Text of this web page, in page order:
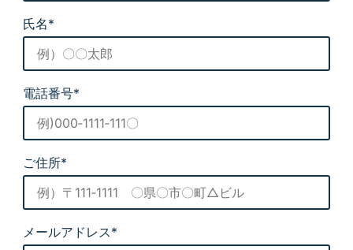
氏名*
電話番号*
ご住所*
メールアドレス*